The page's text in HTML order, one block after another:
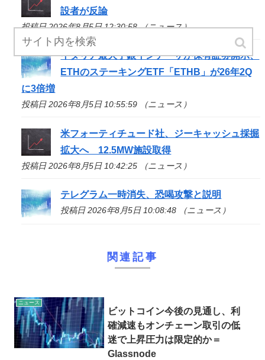
設者が反論
投稿日 2026年8月5日 12:30:58 （ニュース）
イタリア最大手銀インテーザが保有証券開示、
ETHのステーキングETF「ETHB」が26年2Q
に3倍増
投稿日 2026年8月5日 10:55:59 （ニュース）
米フォーティチュード社、ジーキャッシュ採掘
拡大へ 12.5MW施設取得
投稿日 2026年8月5日 10:42:25 （ニュース）
テレグラム一時消失、恐喝攻撃と説明
投稿日 2026年8月5日 10:08:48 （ニュース）
関連記事
ニュース
ビットコイン今後の見通し、利
確減速もオンチェーン取引の低
迷で上昇圧力は限定的か＝
Glassnode